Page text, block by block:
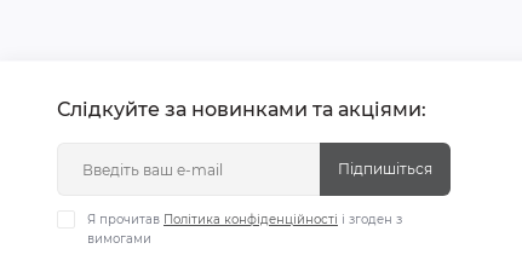
Слідкуйте за новинками та акціями:
Підпишіться
Я прочитав Політика конфіденційності і згоден з
вимогами